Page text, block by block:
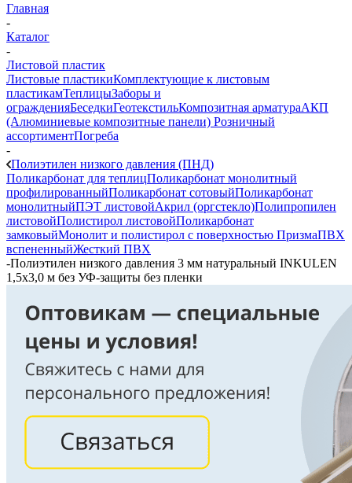
Главная
-
Каталог
-
Листовой пластик
Листовые пластикиКомплектующие к листовым
пластикамТеплицыЗаборы и
огражденияБеседкиГеотекстильКомпозитная арматураАКП
(Алюминиевые композитные панели) Розничный
ассортиментПогреба
-
Полиэтилен низкого давления (ПНД)
Поликарбонат для теплицПоликарбонат монолитный
профилированныйПоликарбонат сотовыйПоликарбонат
монолитныйПЭТ листовойАкрил (оргстекло)Полипропилен
листовойПолистирол листовойПоликарбонат
замковыйМонолит и полистирол с поверхностью ПризмаПВХ
вспененныйЖесткий ПВХ
-Полиэтилен низкого давления 3 мм натуральный INKULEN
1,5х3,0 м без УФ-защиты без пленки